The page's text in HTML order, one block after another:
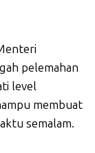
pelemahan
level
membuat
semalam.